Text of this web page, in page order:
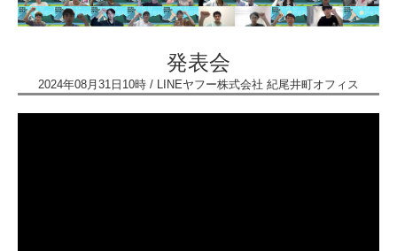
発表会
2024年08月31日10時 / LINEヤフー株式会社 紀尾井町オフィス